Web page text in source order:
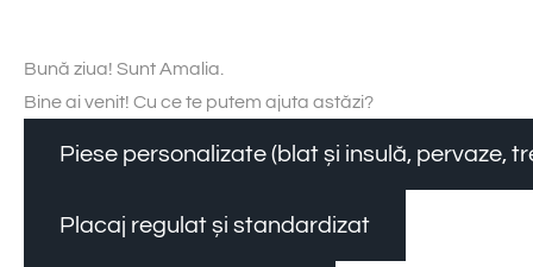
Bună ziua! Sunt Amalia.
Bine ai venit! Cu ce te putem ajuta astăzi?
Piese personalizate (blat și insulă, pervaze,
Placaj regulat și standardizat